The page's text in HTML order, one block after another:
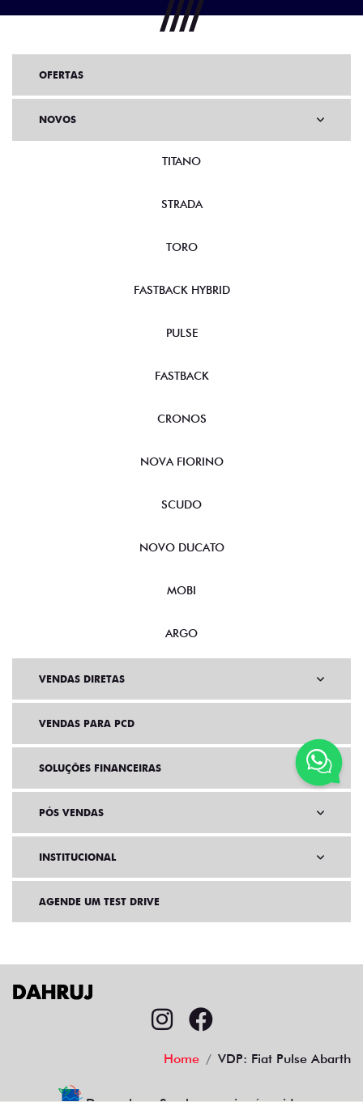
OFERTAS
NOVOS
TITANO
STRADA
TORO
FASTBACK HYBRID
PULSE
FASTBACK
CRONOS
NOVA FIORINO
SCUDO
NOVO DUCATO
MOBI
ARGO
VENDAS DIRETAS
VENDAS PARA PCD
SOLUÇÕES FINANCEIRAS
PÓS VENDAS
INSTITUCIONAL
AGENDE UM TEST DRIVE
Home VDP: Fiat Pulse Abarth